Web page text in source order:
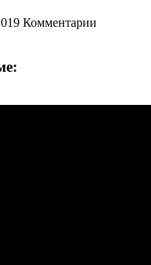
Комментарии
Гинкго